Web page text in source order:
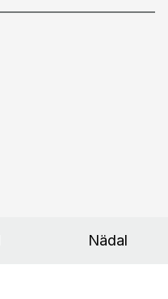
Nädal